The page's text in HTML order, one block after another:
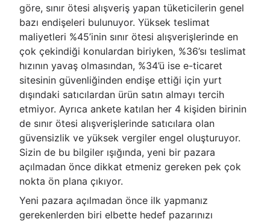
göre, sınır ötesi alışveriş yapan tüketicilerin genel
bazı endişeleri bulunuyor. Yüksek teslimat
maliyetleri %45’inin sınır ötesi alışverişlerinde en
çok çekindiği konulardan biriyken, %36’sı teslimat
hızının yavaş olmasından, %34’ü ise e-ticaret
sitesinin güvenliğinden endişe ettiği için yurt
dışındaki satıcılardan ürün satın almayı tercih
etmiyor. Ayrıca ankete katılan her 4 kişiden birinin
de sınır ötesi alışverişlerinde satıcılara olan
güvensizlik ve yüksek vergiler engel oluşturuyor.
Sizin de bu bilgiler ışığında, yeni bir pazara
açılmadan önce dikkat etmeniz gereken pek çok
nokta ön plana çıkıyor.
Yeni pazara açılmadan önce ilk yapmanız
gerekenlerden biri elbette hedef pazarınızı